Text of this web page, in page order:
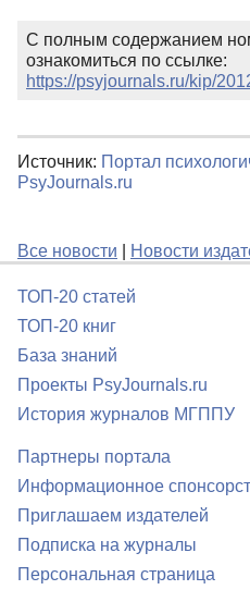
С полным содержанием
ознакомиться по ссылке:
https://psyjournals.ru/kip/
Источник: Портал
PsyJournals.ru
Все новости Новости
ТОП-20 статей
ТОП-20 книг
База знаний
Проекты PsyJournals.ru
История журналов МГППУ
Партнеры портала
Информационное
Приглашаем издателей
Подписка на журналы
Персональная страница